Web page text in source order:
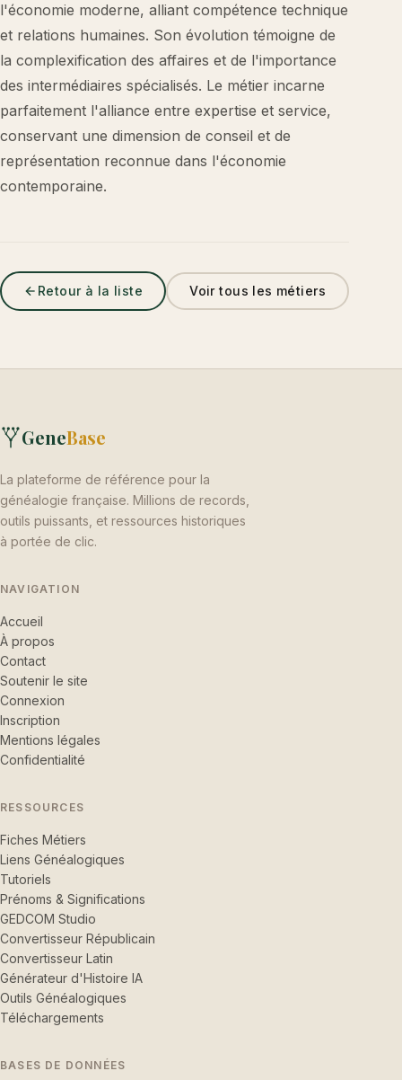
l'économie moderne, alliant compétence technique
et relations humaines. Son évolution témoigne de
la complexification des affaires et de l'importance
des intermédiaires spécialisés. Le métier incarne
parfaitement l'alliance entre expertise et service,
conservant une dimension de conseil et de
représentation reconnue dans l'économie
contemporaine.
Retour à la liste Voir tous les métiers
GeneBase
La plateforme de référence pour la
généalogie française. Millions de records,
outils puissants, et ressources historiques
à portée de clic.
NAVIGATION
Accueil
À propos
Contact
Soutenir le site
Connexion
Inscription
Mentions légales
Confidentialité
RESSOURCES
Fiches Métiers
Liens Généalogiques
Tutoriels
Prénoms & Significations
GEDCOM Studio
Convertisseur Républicain
Convertisseur Latin
Générateur d'Histoire IA
Outils Généalogiques
Téléchargements
BASES DE DONNÉES